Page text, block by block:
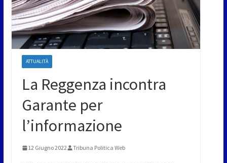
ATTUALITÀ
La Reggenza incontra
Garante per
l’informazione
12 Giugno 2022 Tribuna Politica Web